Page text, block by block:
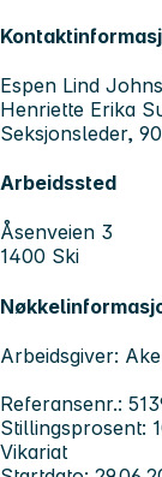
Espen Lind
Henriette Erika
Seksjonsleder,
Arbeidssted
Åsenveien 3
1400 Ski
Arbeidsgiver:
Referansenr.:
Stillingsprosent:
Vikariat